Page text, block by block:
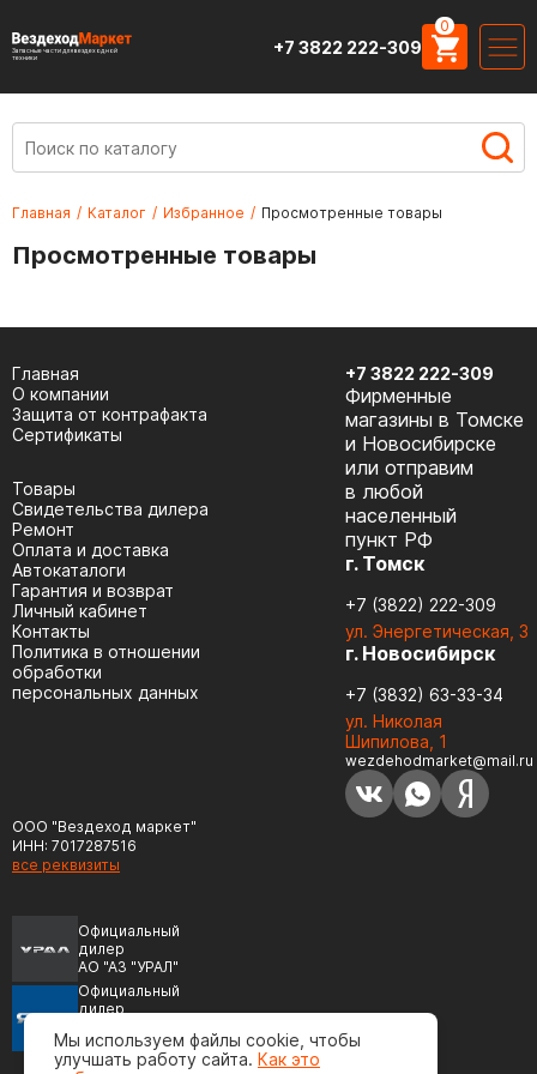
Запасные части для вездеходной
техники
+7 3822 222-309
0
Главная / Каталог / Избранное / Просмотренные товары
Просмотренные товары
ООО "Вездеход маркет"
ИНН: 7017287516
все реквизиты
Официальный
дилер
АО "АЗ "УРАЛ"
Официальный
дилер
(ЯМЗ)
Главная
О компании
Защита от контрафакта
Сертификаты
Товары
Cвидетельства дилера
Ремонт
Оплата и доставка
Автокаталоги
Гарантия и возврат
Личный кабинет
Контакты
Политика в отношении
обработки
персональных данных
+7 3822 222-309
Фирменные
магазины в Томске
и Новосибирске
или отправим
в любой
населенный
пункт РФ
г. Томск
+7 (3822) 222-309
ул. Энергетическая, 3
г. Новосибирск
+7 (3832) 63-33-34
ул. Николая
Шипилова, 1
wezdehodmarket@mail.ru
Мы используем файлы cookie, чтобы
улучшать работу сайта. Как это